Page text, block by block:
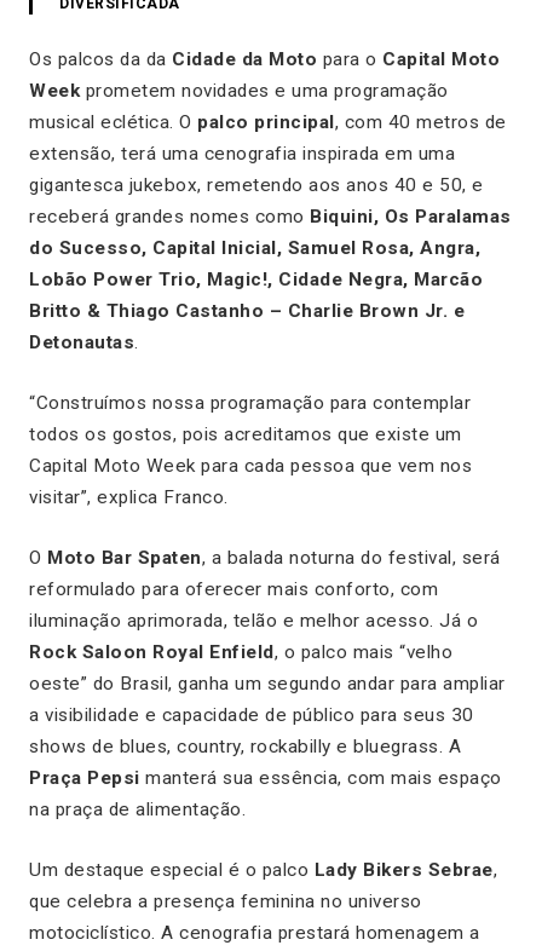
Os palcos da da Cidade da Moto para o Capital Moto
Weekprometem novidades e uma programação
musical eclética. O palco principal, com 40 metros de
extensão, terá uma cenografia inspirada em uma
gigantesca jukebox, remetendo aos anos 40 e 50, e
receberá grandes nomes como Biquini, Os Paralamas
do Sucesso, Capital Inicial, Samuel Rosa, Angra,
Lobão Power Trio, Magic!, Cidade Negra, Marcão
Britto & Thiago Castanho – Charlie Brown Jr. e
Detonautas.
“Construímos nossa programação para contemplar
todos os gostos, pois acreditamos que existe um
Capital Moto Week para cada pessoa que vem nos
visitar”, explica Franco.
O Moto Bar Spaten, a balada noturna do festival, será
reformulado para oferecer mais conforto, com
iluminação aprimorada, telão e melhor acesso. Já o
Rock Saloon Royal Enfield, o palco mais “velho
oeste” do Brasil, ganha um segundo andar para ampliar
a visibilidade e capacidade de público para seus 30
shows de blues, country, rockabilly e bluegrass. A
Praça Pepsi manterá sua essência, com mais espaço
na praça de alimentação.
Um destaque especial é o palco Lady Bikers Sebrae,
que celebra a presença feminina no universo
motociclístico. A cenografia prestará homenagem a